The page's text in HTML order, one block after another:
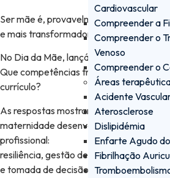
Cardiovascular
Compreender a
Compreender o
Venoso
Compreender o
Áreas
Acidente
Aterosclerose
Dislipidémia
Enfarte Agudo
Fibrilhação
Ser mãe é, provavelmente, uma das
e mais transformadoras, que existem.
No Dia da Mãe, lançámos uma pergunta
Que competências trouxe a
currículo?
As respostas mostram que, para além
maternidade desenvolve competências
profissional:
resiliência, gestão de tempo,
e tomada de decisão sob pressão.